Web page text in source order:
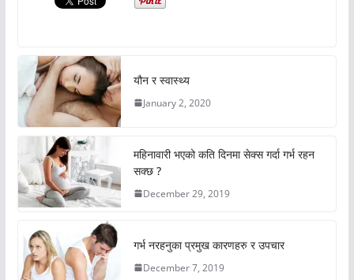
यौन र स्वास्थ्य
January 2, 2020
महिनावारी भएको कति दिनमा सेक्स गर्दा गर्भ रहन
सक्छ ?
December 29, 2019
गर्भ नरहनुका प्रमुख कारणहरु र उपचार
December 7, 2019